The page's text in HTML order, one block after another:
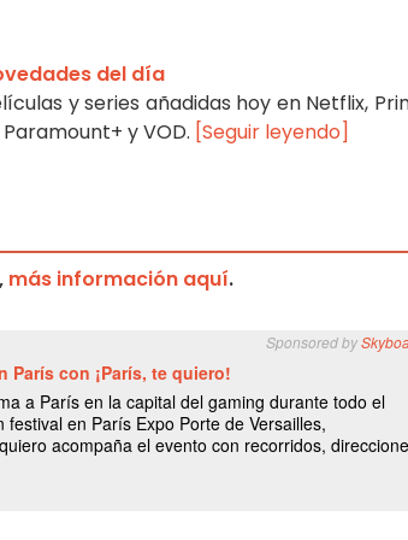
del día
y series añadidas hoy en Netflix,
Paramount+ y VOD. [Seguir leyendo]
más información aquí.